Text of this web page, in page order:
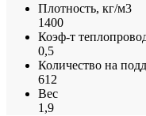
Плотность, кг/м3
1400
Коэф-т
0,5
Количество на
612
Вес
1,9